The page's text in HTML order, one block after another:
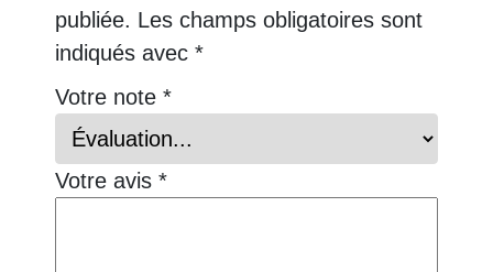
publiée. Les champs obligatoires sont
indiqués avec *
Votre note *
Votre avis *